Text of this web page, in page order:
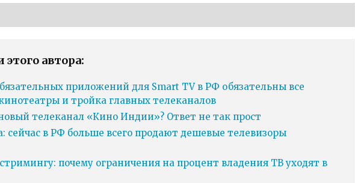
автора:
приложений для Smart TV в РФ обязательны все
и тройка главных телеканалов
телеканал «Кино Индии»? Ответ не так прост
сейчас в РФ больше всего продают дешевые телевизоры
почему ограничения на процент владения ТВ уходят в